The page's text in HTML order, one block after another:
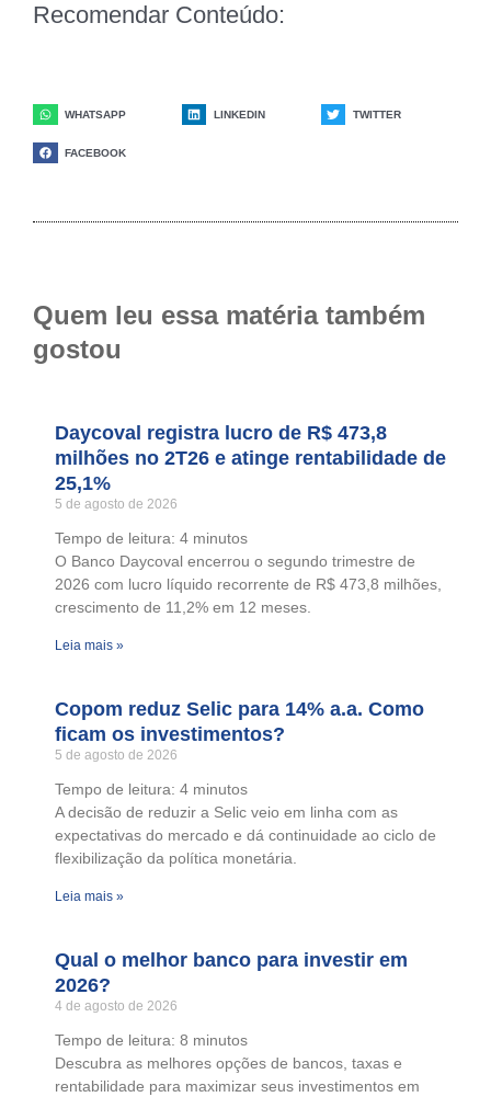
Recomendar Conteúdo:
WHATSAPP LINKEDIN TWITTER
FACEBOOK
Quem leu essa matéria também
gostou
Daycoval registra lucro de R$ 473,8
milhões no 2T26 e atinge rentabilidade de
25,1%
5 de agosto de 2026
Tempo de leitura: 4 minutos
O Banco Daycoval encerrou o segundo trimestre de
2026 com lucro líquido recorrente de R$ 473,8 milhões,
crescimento de 11,2% em 12 meses.
Leia mais »
Copom reduz Selic para 14% a.a. Como
ficam os investimentos?
5 de agosto de 2026
Tempo de leitura: 4 minutos
A decisão de reduzir a Selic veio em linha com as
expectativas do mercado e dá continuidade ao ciclo de
flexibilização da política monetária.
Leia mais »
Qual o melhor banco para investir em
2026?
4 de agosto de 2026
Tempo de leitura: 8 minutos
Descubra as melhores opções de bancos, taxas e
rentabilidade para maximizar seus investimentos em